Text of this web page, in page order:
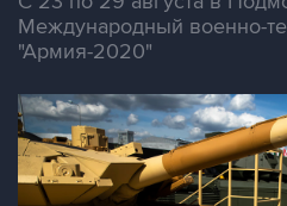
Международный военно-
"Армия-2020"